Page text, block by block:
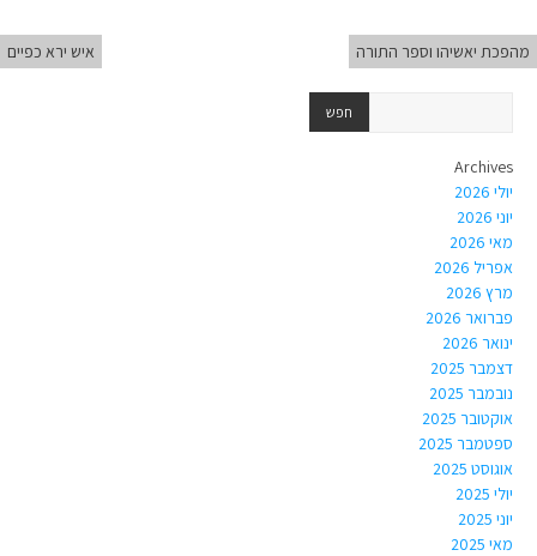
מהפכת יאשיהו וספר התורה איש ירא כפיים
Archives
יולי 2026
יוני 2026
מאי 2026
אפריל 2026
מרץ 2026
פברואר 2026
ינואר 2026
דצמבר 2025
נובמבר 2025
אוקטובר 2025
ספטמבר 2025
אוגוסט 2025
יולי 2025
יוני 2025
מאי 2025